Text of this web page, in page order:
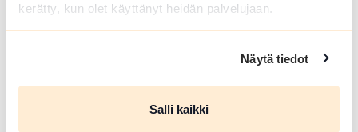
kerätty, kun olet käyttänyt heidän palvelujaan.
Näytä tiedot
Salli kaikki